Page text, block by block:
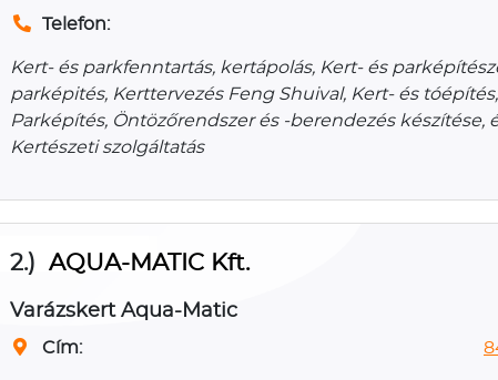
Telefon:
Kert- és parkfenntartás, kertápolás, Kert- és
parképités, Kerttervezés Feng Shuival, Kert- és
Parképítés, Öntözőrendszer és -berendezés készítése,
Kertészeti szolgáltatás
2.) AQUA-MATIC Kft.
Varázskert Aqua-Matic
Cím: